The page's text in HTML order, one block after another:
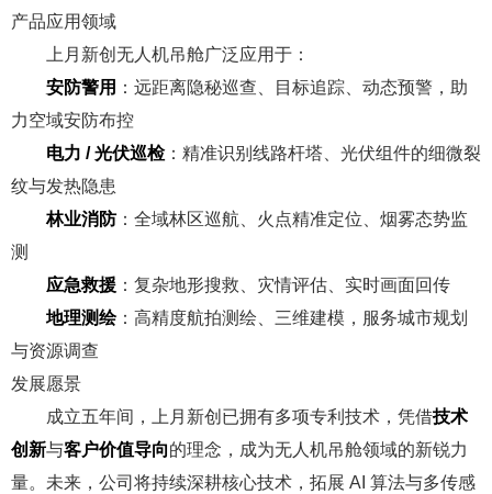
产品应用领域
上月新创无人机吊舱广泛应用于：
安防警用 ：远距离隐秘巡查、目标追踪、动态预警，助
力空域安防布控
电力 / 光伏巡检：精准识别线路杆塔、光伏组件的细微裂
纹与发热隐患
林业消防：全域林区巡航、火点精准定位、烟雾态势监
测
应急救援 ：复杂地形搜救、灾情评估、实时画面回传
地理测绘 ：高精度航拍测绘、三维建模，服务城市规划
与资源调查
发展愿景
成立五年间，上月新创已拥有多项专利技术，凭借技术
创新与客户价值导向的理念，成为无人机吊舱领域的新锐力
量。未来，公司将持续深耕核心技术，拓展 AI 算法与多传感